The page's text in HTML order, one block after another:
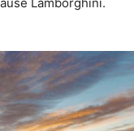
Lamborghini.